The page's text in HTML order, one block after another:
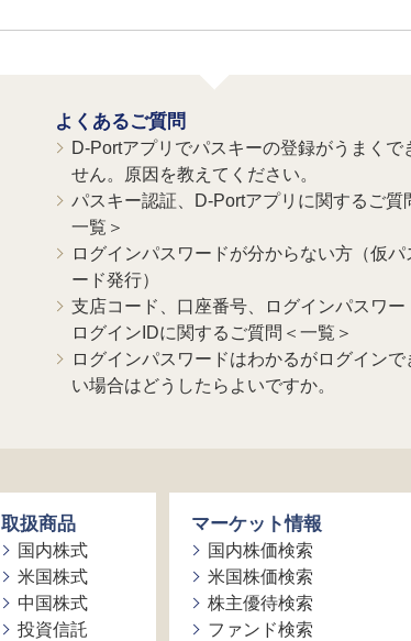
よくあるご質問
D-Portアプリでパスキーの登録がうまくで
せん。原因を教えてください。
パスキー認証、D-Portアプリに関するご質
一覧＞
ログインパスワードが分からない方（仮パ
ード発行）
支店コード、口座番号、ログインパスワー
ログインIDに関するご質問＜一覧＞
ログインパスワードはわかるがログインで
い場合はどうしたらよいですか。
取扱商品
国内株式
米国株式
中国株式
投資信託
マーケット情報
国内株価検索
米国株価検索
株主優待検索
ファンド検索